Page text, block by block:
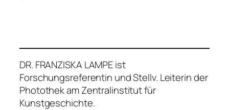
DR. FRANZISKA LAMPE ist
Forschungsreferentin und Stellv. Leiterin der
Photothek am Zentralinstitut für
Kunstgeschichte.